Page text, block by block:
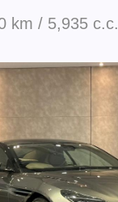
km / 5,935 c.c.